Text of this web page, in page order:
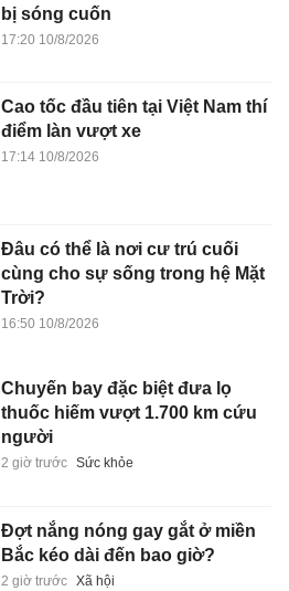
bị sóng cuốn
17:20 10/8/2026
Cao tốc đầu tiên tại Việt Nam thí
điểm làn vượt xe
17:14 10/8/2026
Đâu có thể là nơi cư trú cuối
cùng cho sự sống trong hệ Mặt
Trời?
16:50 10/8/2026
Chuyến bay đặc biệt đưa lọ
thuốc hiếm vượt 1.700 km cứu
người
2 giờ trước Sức khỏe
Đợt nắng nóng gay gắt ở miền
Bắc kéo dài đến bao giờ?
2 giờ trước Xã hội